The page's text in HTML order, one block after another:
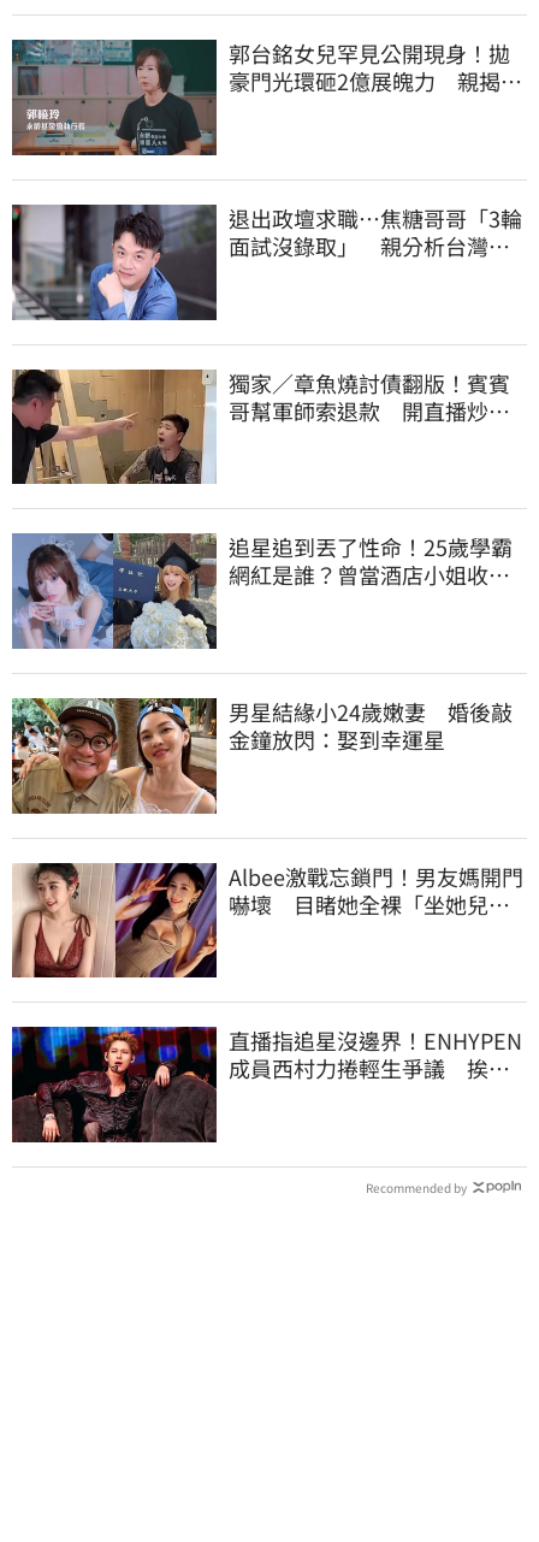
郭台銘女兒罕見公開現身！拋
豪門光環砸2億展魄力 親揭教
退出政壇求職…焦糖哥哥「3輪
面試沒錄取」 親分析台灣職
獨家／章魚燒討債翻版！賓賓
哥幫軍師索退款 開直播炒作
追星追到丟了性命！25歲學霸
網紅是誰？曾當酒店小姐收入
男星結緣小24歲嫩妻 婚後敲
金鐘放閃：娶到幸運星
Albee激戰忘鎖門！男友媽開門
嚇壞 目睹她全裸「坐她兒子
直播指追星沒邊界！ENHYPEN
成員西村力捲輕生爭議 挨
Recommended by